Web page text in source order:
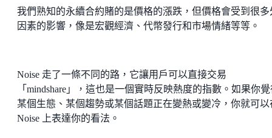
我們熟知的永續合約賭的是價格的漲跌，但價格會受到很多
因素的影響，像是宏觀經濟、代幣發行和市場情緒等等。
Noise 走了一條不同的路，它讓用戶可以直接交易
「mindshare」，這也是一個實時反映熱度的指數。如果你
某個生態、某個趨勢或某個話題正在變熱或變冷，你就可以
Noise 上表達你的看法。